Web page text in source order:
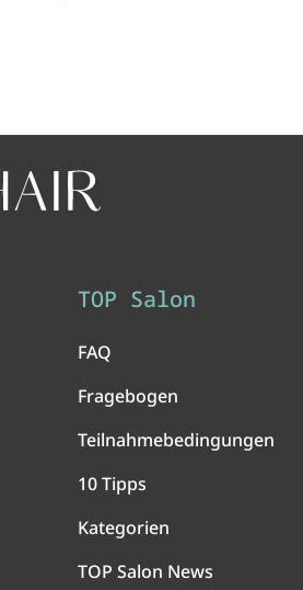
TOP Salon
FAQ
Fragebogen
Teilnahmebedingungen
10 Tipps
Kategorien
TOP Salon News